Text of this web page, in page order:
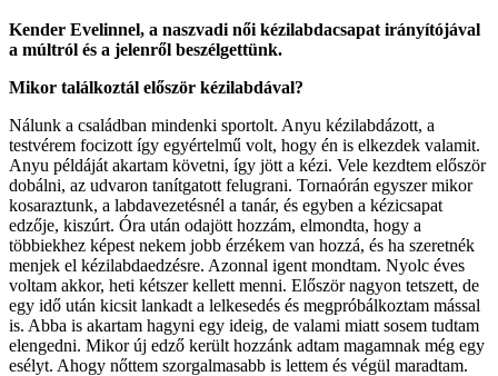
Kender Evelinnel, a naszvadi női kézilabdacsapat irányítójával
a múltról és a jelenről beszélgettünk.
Mikor találkoztál először kézilabdával?
Nálunk a családban mindenki sportolt. Anyu kézilabdázott, a
testvérem focizott így egyértelmű volt, hogy én is elkezdek valamit.
Anyu példáját akartam követni, így jött a kézi. Vele kezdtem először
dobálni, az udvaron tanítgatott felugrani. Tornaórán egyszer mikor
kosaraztunk, a labdavezetésnél a tanár, és egyben a kézicsapat
edzője, kiszúrt. Óra után odajött hozzám, elmondta, hogy a
többiekhez képest nekem jobb érzékem van hozzá, és ha szeretnék
menjek el kézilabdaedzésre. Azonnal igent mondtam. Nyolc éves
voltam akkor, heti kétszer kellett menni. Először nagyon tetszett, de
egy idő után kicsit lankadt a lelkesedés és megpróbálkoztam mással
is. Abba is akartam hagyni egy ideig, de valami miatt sosem tudtam
elengedni. Mikor új edző került hozzánk adtam magamnak még egy
esélyt. Ahogy nőttem szorgalmasabb is lettem és végül maradtam.